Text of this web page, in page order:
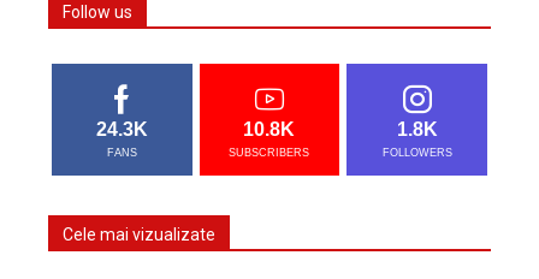
Follow us
24.3K
FANS
10.8K
SUBSCRIBERS
1.8K
FOLLOWERS
Cele mai vizualizate